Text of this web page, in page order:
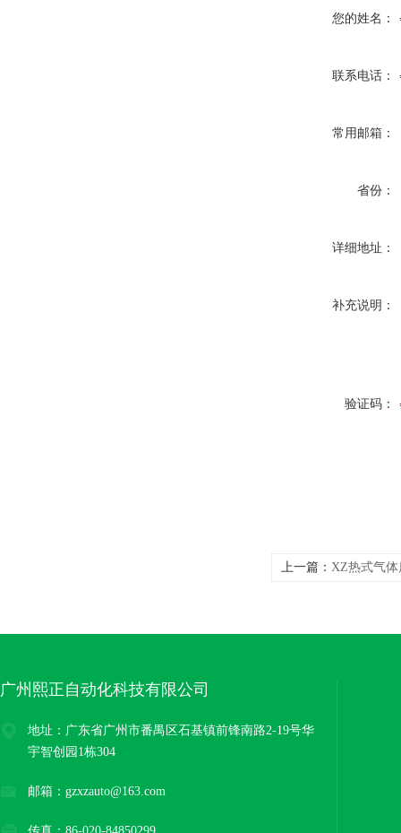
您的姓名：
联系电话：
常用邮箱：
省份：
详细地址：
补充说明：
验证码：
上一篇： XZ热式气
广州熙正自动化科技有限公司
地址：广东省广州市番禺区石基镇前锋南路2-19号华
宇智创园1栋304
邮箱：gzxzauto@163.com